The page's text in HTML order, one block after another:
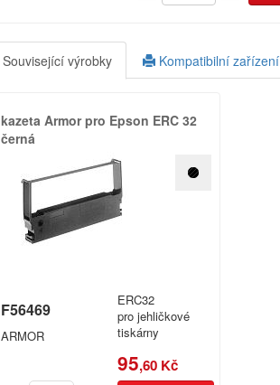
Související výrobky Kompatibilní zařízení
kazeta Armor pro Epson ERC 32
černá
F56469
ARMOR
ERC32
pro jehličkové
tiskárny
95,60 Kč